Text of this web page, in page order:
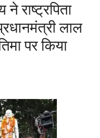
राष्ट्रपिता
लाल
पर किया